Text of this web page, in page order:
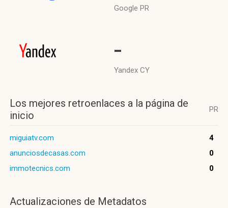
Google PR
-
Yandex CY
Los mejores retroenlaces a la página de
inicio
PR
miguiatv.com
4
anunciosdecasas.com
0
immotecnics.com
0
Actualizaciones de Metadatos